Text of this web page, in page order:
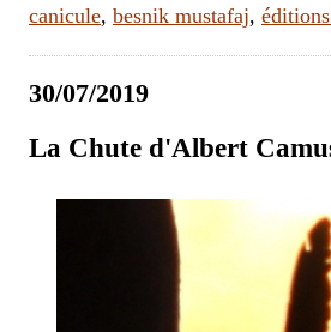
canicule, besnik mustafaj,
30/07/2019
La Chute d'Albert